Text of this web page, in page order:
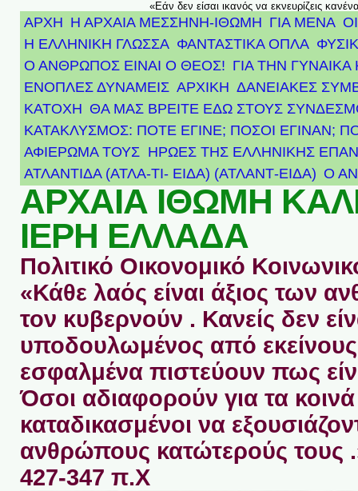
«Εάν δεν είσαι ικανός να εκνευρίζεις
ΑΡΧΗ Η ΑΡΧΑΙΑ ΜΕΣΣΗΝΗ-ΙΘΩΜΗ ΓΙΑ ΜΕΝΑ
Η ΕΛΛΗΝΙΚΗ ΓΛΩΣΣΑ ΦΑΝΤΑΣΤΙΚΑ ΟΠΛΑ
Ο ΑΝΘΡΩΠΟΣ ΕΙΝΑΙ Ο ΘΕΟΣ! ΓΙΑ ΤΗΝ ΓΥΝΑΙΚΑ
ΕΝΟΠΛΕΣ ΔΥΝΑΜΕΙΣ ΑΡΧΙΚΉ ΔΑΝΕΙΑΚΕΣ
ΚΑΤΟΧΗ ΘΑ ΜΑΣ ΒΡΕΙΤΕ ΕΔΩ ΣΤΟΥΣ
ΚΑΤΑΚΛΥΣΜΟΣ: ΠΟΤΕ ΕΓΙΝΕ; ΠΟΣΟΙ ΕΓΙΝΑΝ;
ΑΦΙΈΡΩΜΑ ΤΟΥΣ ΉΡΩΕΣ ΤΗΣ ΕΛΛΗΝΙΚΉΣ
ΑΤΛΑΝΤΊΔΑ (ΑΤΛΑ-ΤΙ- ΕΙΔΑ) (ΑΤΛΑΝΤ-ΕΙΔΑ) Ο
ΑΡΧΑΙΑ ΙΘΩΜΗ
ΙΕΡΗ ΕΛΛΑΔΑ
Πολιτικό Οικονομικό
«Κάθε λαός είναι άξιος των
τον κυβερνούν . Κανείς δεν
υποδουλωμένος από
εσφαλμένα πιστεύουν πως
Όσοι αδιαφορούν για τα κοινά
καταδικασμένοι να
ανθρώπους κατώτερούς τους
427-347 π.Χ